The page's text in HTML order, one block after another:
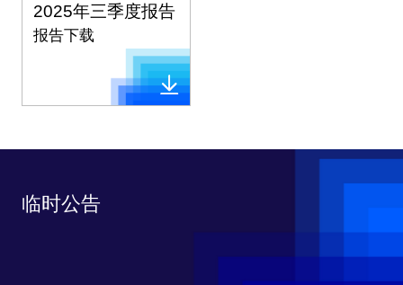
2025年三季度报告
报告下载
临时公告